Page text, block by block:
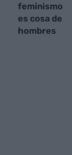
feminismo
es cosa de
hombres